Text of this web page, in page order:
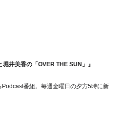
井美香の「OVER THE SUN」』
番組。毎週金曜日の夕方5時に新